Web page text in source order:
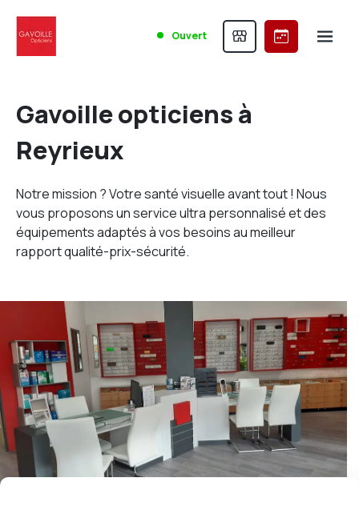
Ouvert
Gavoille opticiens à
Reyrieux
Notre mission ? Votre santé visuelle avant tout ! Nous
vous proposons un service ultra personnalisé et des
équipements adaptés à vos besoins au meilleur
rapport qualité-prix-sécurité.